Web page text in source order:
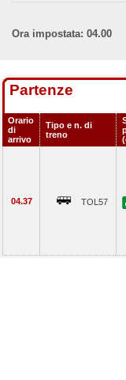
Ora impostata: 04.00
Partenze
Orario
di
arrivo
Tipo e n. di
treno
04.37 TOL57